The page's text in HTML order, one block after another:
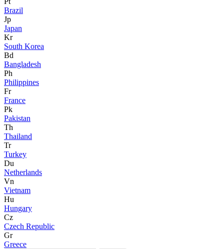
Brazil
Jp
Japan
Kr
South Korea
Bd
Bangladesh
Ph
Philippines
Fr
France
Pk
Pakistan
Th
Thailand
Tr
Turkey
Du
Netherlands
Vn
Vietnam
Hu
Hungary
Cz
Czech Republic
Gr
Greece